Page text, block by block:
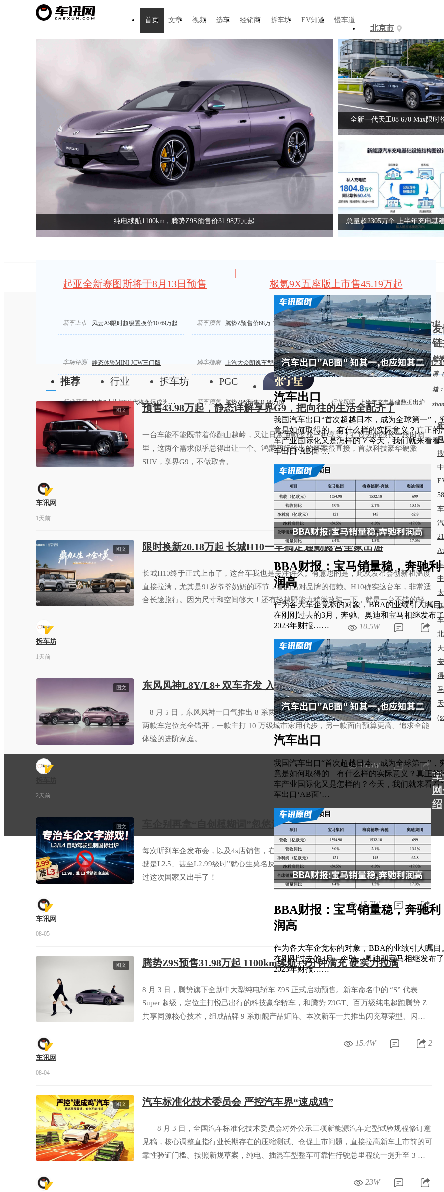
首页 文章 视频 选车 经销商 拆车坊 EV知道 慢车道
北京市
全新一代天工08 670 Max限时价17.99万
总量超2305万个 上半年充电基建数据出炉 上汽嫡
起亚全新赛图斯将于8月13日预售
|
极氪9X五座版上市售45.19万起
新车上市 风云A9限时超级置换价10.69万起 新车预售 腾势Z预售价68万-118万元 新车上市 2027款星途ES指导价17.99 万起
车辆评测 静态体验MINI JCW三门版 购车指南 上汽大众朗逸车型配置盘点 车辆评测 M4纽博格林限量版有何不同之
行业新闻 智驾“小蓝灯”时代将永远成为历史 新车预售 腾势Z9S预售31.98万起 行业新闻 上半年充电基建数据出炉
推荐 行业 拆车坊 PGC
图文 预售43.98万起，静态详解享界G9，把向往的生活全配齐了
一台车能不能既带着你翻山越岭，又让日常通勤变成一种享受？在过去的很长一段时间
里，这两个需求似乎总得出让一个。鸿蒙智行给出的答案很直接，首款科技豪华硬派
SUV，享界G9，不做取舍。
车讯网
1天前
8.3W
图文 限时换新20.18万起 长城H10一车搞定通勤露营全家出游
长城H10终于正式上市了，这台车我也是关注许久。有意思的是，此次发布会创新和温度
直接拉满，尤其是91岁爷爷奶奶的环节，看的出对品牌的信赖。H10确实这台车，非常适
合长途旅行。因为尺寸和空间够大！还有轻越野能力稍微改装一下，就是一台不错的轻度
拆车坊
1天前
10.5W
图文 东风风神L8Y/L8+ 双车齐发 入门/进阶全覆盖
8 月 5 日，东风风神一口气推出 8 系两款新车 —— 纯电 SUV L8Y、插混 SUV L8+，
两款车定位完全错开，一款主打 10 万级城市家用代步，另一款面向预算更高、追求全能
体验的进阶家庭。
2天前
10.5W
图文 车企别再拿“自创模糊词”忽悠消费者了 国家出手管你们来了
每次听到车企发布会，以及4s店销售，在介绍自家车智能驾驶辅助时，说出“我们的智驾
驶是L2.5、甚至L2.99级时”就心生莫名反感。目前，国家标准只有从L1-L5整数划分。不
过这次国家又出手了！
车讯网
08-05
15.7W
图文 腾势Z9S预售31.98万起 1100km续航+9分钟满充 硬实力拉满
8 月 3 日，腾势旗下全新中大型纯电轿车 Z9S 正式启动预售。新车命名中的 “S” 代表
Super 超级，定位主打悦己出行的科技豪华轿车，和腾势 Z9GT、百万级纯电超跑腾势 Z
共享同源核心技术，组成品牌 9 系旗舰产品矩阵。本次新车一共推出闪充尊荣型、闪充
车讯网
08-04
15.4W 2
图文 汽车标准化技术委员会 严控汽车界“速成鸡”
8 月 3 日，全国汽车标准化技术委员会对外公示三项新能源汽车定型试验规程修订意
见稿，核心调整直指行业长期存在的压缩测试、仓促上市问题，直接拉高新车上市前的可
靠性验证门槛。按照新规草案，纯电、插混车型整车可靠性行驶总里程统一提升至 3 万
23W
汽车出口
我国汽车出口“首次超越日本，成为全球第一”，
竟是如何取得的，有什么样的实际意义？真正的
车产业国际化又是怎样的？今天，我们就来看看
车出口‘AB面’…
BBA财报：宝马销量稳，奔驰利
润高
作为各大车企竞标的对象，BBA的业绩引人瞩目
在刚刚过去的3月，奔驰、奥迪和宝马相继发布了
2023年财报……
汽车出口
我国汽车出口“首次超越日本，成为全球第一”，
竟是如何取得的，有什么样的实际意义？真正的
车产业国际化又是怎样的？今天，我们就来看看
车出口‘AB面’…
BBA财报：宝马销量稳，奔驰利
润高
作为各大车企竞标的对象，BBA的业绩引人瞩目
在刚刚过去的3月，奔驰、奥迪和宝马相继发布了
2023年财报……
友
链
链
请
箱：
车
绍